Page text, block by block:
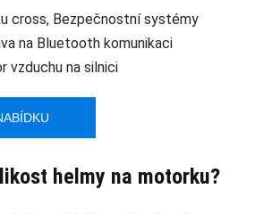
cross, Bezpečnostní systémy
na Bluetooth komunikaci
vzduchu na silnici
helmy na motorku?